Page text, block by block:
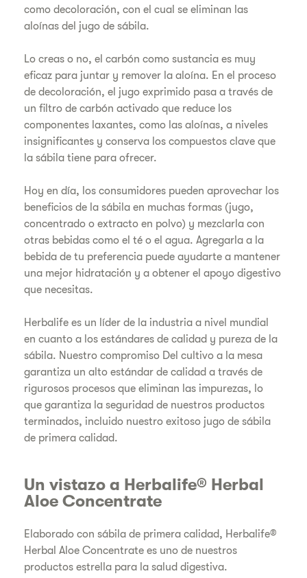
como decoloración, con el cual se eliminan las
aloínas del jugo de sábila.
Lo creas o no, el carbón como sustancia es muy
eficaz para juntar y remover la aloína. En el proceso
de decoloración, el jugo exprimido pasa a través de
un filtro de carbón activado que reduce los
componentes laxantes, como las aloínas, a niveles
insignificantes y conserva los compuestos clave que
la sábila tiene para ofrecer.
Hoy en día, los consumidores pueden aprovechar los
beneficios de la sábila en muchas formas (jugo,
concentrado o extracto en polvo) y mezclarla con
otras bebidas como el té o el agua. Agregarla a la
bebida de tu preferencia puede ayudarte a mantener
una mejor hidratación y a obtener el apoyo digestivo
que necesitas.
Herbalife es un líder de la industria a nivel mundial
en cuanto a los estándares de calidad y pureza de la
sábila. Nuestro compromiso Del cultivo a la mesa
garantiza un alto estándar de calidad a través de
rigurosos procesos que eliminan las impurezas, lo
que garantiza la seguridad de nuestros productos
terminados, incluido nuestro exitoso jugo de sábila
de primera calidad.
Un vistazo a Herbalife® Herbal
Aloe Concentrate
Elaborado con sábila de primera calidad, Herbalife®
Herbal Aloe Concentrate es uno de nuestros
productos estrella para la salud digestiva.